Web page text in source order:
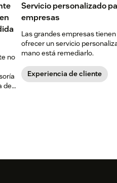
no
de
Servicio personalizado
empresas
Las grandes empresas
ofrecer un servicio
mano está remediarlo.
Experiencia de cliente